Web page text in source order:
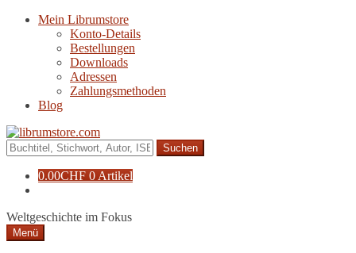
Navigation
Zum
Mein Librumstore
Konto-Details
Bestellungen
Downloads
Adressen
Zahlungsmethoden
Blog
Suche
nach:
0.00CHF 0 Artikel
Weltgeschichte im Fokus
Menü